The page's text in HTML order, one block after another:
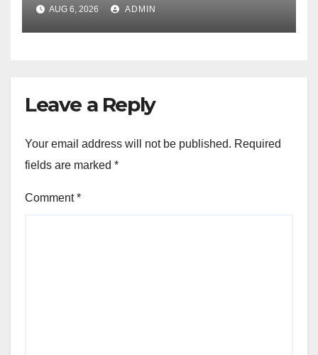
AUG 6, 2026 ADMIN
Leave a Reply
Your email address will not be published. Required
fields are marked *
Comment*